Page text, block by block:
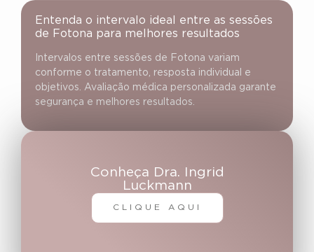
Entenda o intervalo ideal entre as sessões
de Fotona para melhores resultados
Intervalos entre sessões de Fotona variam
conforme o tratamento, resposta individual e
objetivos. Avaliação médica personalizada garante
segurança e melhores resultados.
Conheça Dra. Ingrid
Luckmann
CLIQUE AQUI